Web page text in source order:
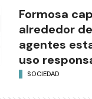
Formosa
alrededor
agentes
uso
SOCIEDAD